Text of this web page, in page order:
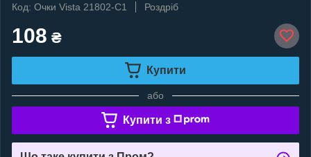
Код: Очки Vista 21802-C1
Роздріб
108 ₴
Купити
або
Купити з